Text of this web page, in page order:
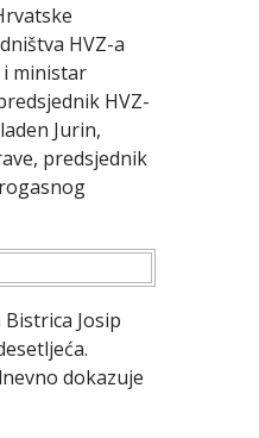
HVZ-a
i ministar
HVZ-
Jurin,
predsjednik
Josip
dokazuje